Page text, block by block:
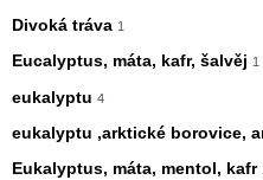
Divoká tráva 1
Eucalyptus, máta, kafr, šalvěj 1
eukalyptu 4
eukalyptu ,arktické borovice,
Eukalyptus, máta, mentol, kafr